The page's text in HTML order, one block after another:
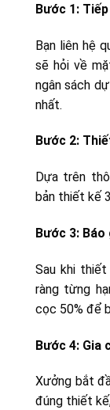
Bước 1:
Bạn liên hệ
sẽ hỏi về
ngân sách
nhất.
Bước 2:
Dựa trên
bản thiết kế
Bước 3:
Sau khi
ràng từng
cọc 50% để
Bước 4: Gia
Xưởng bắt
đúng thiết